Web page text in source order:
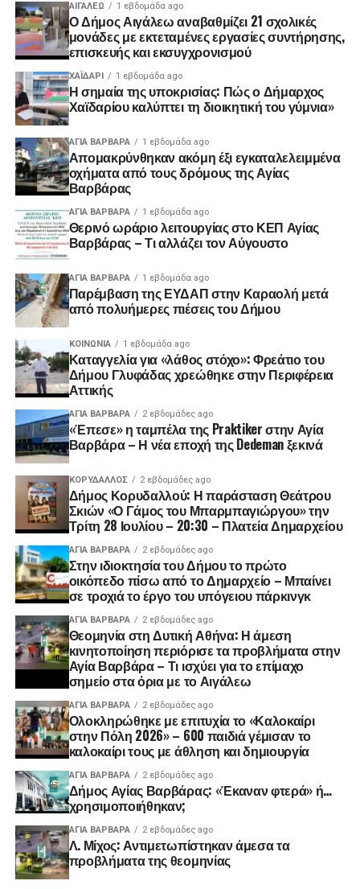
ΑΙΓΑΛΕΩ 1 εβδομάδα ago
Ο Δήμος Αιγάλεω αναβαθμίζει 21 σχολικές
μονάδες με εκτεταμένες εργασίες συντήρησης,
επισκευής και εκσυγχρονισμού
ΧΑΪΔΑΡΙ 1 εβδομάδα ago
Η σημαία της υποκρισίας: Πώς ο Δήμαρχος
Χαϊδαρίου καλύπτει τη διοικητική του γύμνια»
ΑΓΙΑ ΒΑΡΒΑΡΑ 1 εβδομάδα ago
Απομακρύνθηκαν ακόμη έξι εγκαταλελειμμένα
οχήματα από τους δρόμους της Αγίας
Βαρβάρας
ΑΓΙΑ ΒΑΡΒΑΡΑ 1 εβδομάδα ago
Θερινό ωράριο λειτουργίας στο ΚΕΠ Αγίας
Βαρβάρας – Τι αλλάζει τον Αύγουστο
ΑΓΙΑ ΒΑΡΒΑΡΑ 1 εβδομάδα ago
Παρέμβαση της ΕΥΔΑΠ στην Καραολή μετά
από πολυήμερες πιέσεις του Δήμου
ΚΟΙΝΩΝΊΑ 1 εβδομάδα ago
Καταγγελία για «λάθος στόχο»: Φρεάτιο του
Δήμου Γλυφάδας χρεώθηκε στην Περιφέρεια
Αττικής
ΑΓΙΑ ΒΑΡΒΑΡΑ 2 εβδομάδες ago
«Έπεσε» η ταμπέλα της Praktiker στην Αγία
Βαρβάρα – Η νέα εποχή της Dedeman ξεκινά
ΚΟΡΥΔΑΛΛΟΣ 2 εβδομάδες ago
Δήμος Κορυδαλλού: Η παράσταση Θεάτρου
Σκιών «Ο Γάμος του Μπαρμπαγιώργου» την
Τρίτη 28 Ιουλίου – 20:30 – Πλατεία Δημαρχείου
ΑΓΙΑ ΒΑΡΒΑΡΑ 2 εβδομάδες ago
Στην ιδιοκτησία του Δήμου το πρώτο
οικόπεδο πίσω από το Δημαρχείο – Μπαίνει
σε τροχιά το έργο του υπόγειου πάρκινγκ
ΑΓΙΑ ΒΑΡΒΑΡΑ 2 εβδομάδες ago
Θεομηνία στη Δυτική Αθήνα: Η άμεση
κινητοποίηση περιόρισε τα προβλήματα στην
Αγία Βαρβάρα – Τι ισχύει για το επίμαχο
σημείο στα όρια με το Αιγάλεω
ΑΓΙΑ ΒΑΡΒΑΡΑ 2 εβδομάδες ago
Ολοκληρώθηκε με επιτυχία το «Καλοκαίρι
στην Πόλη 2026» – 600 παιδιά γέμισαν το
καλοκαίρι τους με άθληση και δημιουργία
ΑΓΙΑ ΒΑΡΒΑΡΑ 2 εβδομάδες ago
Δήμος Αγίας Βαρβάρας: «Έκαναν φτερά» ή…
χρησιμοποιήθηκαν;
ΑΓΙΑ ΒΑΡΒΑΡΑ 2 εβδομάδες ago
Λ. Μίχος: Αντιμετωπίστηκαν άμεσα τα
προβλήματα της θεομηνίας